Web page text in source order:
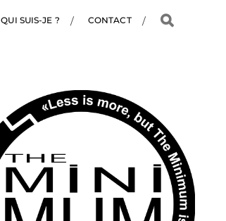
QUI SUIS-JE ? CONTACT